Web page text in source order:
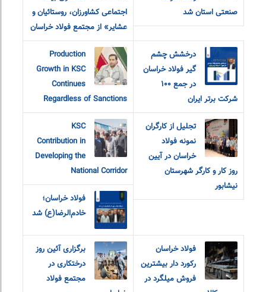
صنعتی استان شد
اجتماعی کشاورزان، روستائیان و
عشایر» از مجتمع فولاد خراسان
درخشش چشم
گیر فولاد خراسان
در جمع ۱۰۰
شرکت برتر ایران
Production
Growth in KSC
Continues
Regardless of Sanctions
تجلیل از کارگران
نمونه فولاد
خراسان در آیین
روز کار و کارگر شهرستان
نیشابور
KSC
Contribution in
Developing the
National Corridor
فولاد خراسان؛
خادم‌الرضا(ع) شد
فولاد خراسان
رکورد دار بیشترین
فروش میلگرد در
برگزاری آئین روز
درختکاری در
مجتمع فولاد